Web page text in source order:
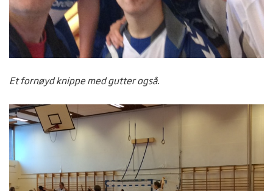
Et fornøyd knippe med gutter også.